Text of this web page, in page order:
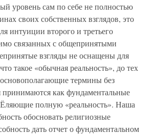
уровень сам по себе не полностью
своих собственных взглядов, это
интуиции второго и третьего
связанных с общепринятыми
взгляды не оснащены для
такое «обычная реальность», до тех
термины без
принимаются как фундаментальные
полную «реальность». Наша
обосновать религиозные
дать отчет о фундаментальном